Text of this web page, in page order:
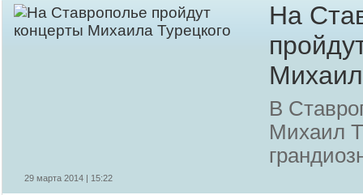
На
В
Михаил
29 марта 2014 | 15:22